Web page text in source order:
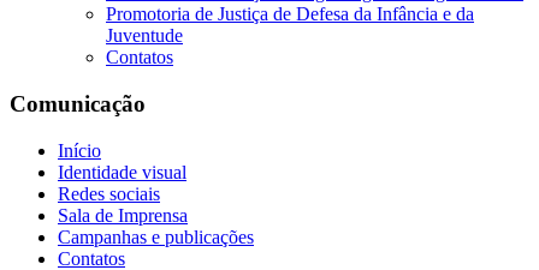
Promotoria de Justiça de Defesa da Infância e da
Juventude
Contatos
Comunicação
Início
Identidade visual
Redes sociais
Sala de Imprensa
Campanhas e publicações
Contatos